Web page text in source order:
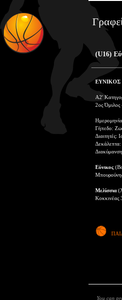
(U16)
ΕΥΝΙΚΟΣ
Α2'
2ος Όμιλος
Γήπεδο:
Διαιτητές:
Εύνικος
Μελίσσια
Κοκκινέας
You can